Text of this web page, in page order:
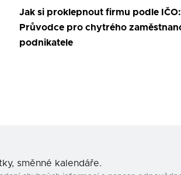
Jak si proklepnout firmu podle IČO:
Průvodce pro chytrého
podnikatele
směnné kalendáře.